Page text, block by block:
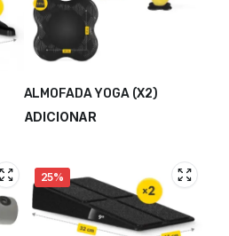
ALMOFADA YOGA (X2)
ADICIONAR
25%